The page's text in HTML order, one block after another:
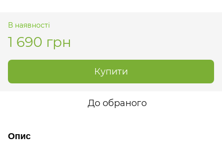
В наявності
1 690 грн
Купити
До обраного
Опис